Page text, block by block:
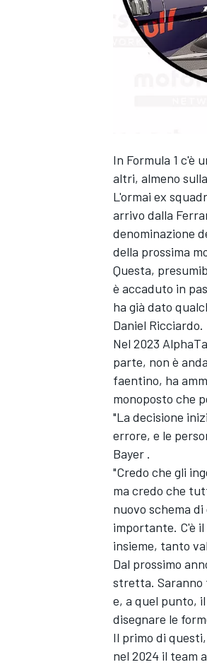
MONOPOSTO
In Formula 1 c'è
altri, almeno
L'ormai ex
arrivo dalla
denominazione
della prossima
Questa,
è accaduto in
ha già dato
Daniel Ricciardo.
Nel 2023
parte, non è
faentino, ha
monoposto che
"La decisione
errore, e le
Bayer .
"Credo che gli
ma credo che
nuovo schema
importante. C'è
insieme, tanto
Dal prossimo
stretta. Saranno
e, a quel punto,
disegnare le
Il primo di
nel 2024 il team